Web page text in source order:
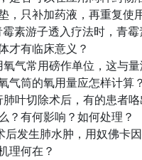
，只补加药液，再重复使
霉素游子透入疗法时，青
才有临床意义？
氧气常用磅作单位，这与
气筒的氧用量应怎样计算
肺叶切除术后，有的患者
？有何影响？如何处理？
后发生肺水肿，用奴佛卡
理何在？